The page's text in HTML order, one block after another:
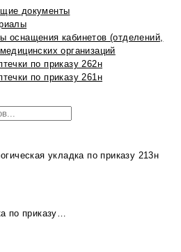
документы
оснащения кабинетов (отделений,
организаций
по приказу 262н
по приказу 261н
укладка по приказу 213н
по приказу…